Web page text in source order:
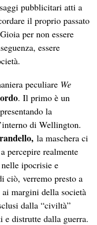
pubblicitari atti a
il proprio passato
per non essere
essere
peculiare We
. Il primo è un
la
di Wellington.
la maschera ci
percepire realmente
ipocrisie e
ciò, verremo presto a
ai margini della società
dalla “civiltà”
e distrutte dalla guerra.